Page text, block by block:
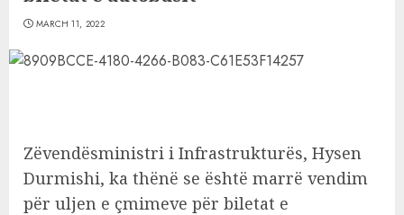
MARCH 11, 2022
Zëvendësministri i Infrastrukturës, Hysen
Durmishi, ka thënë se është marrë vendim
për uljen e çmimeve për biletat e